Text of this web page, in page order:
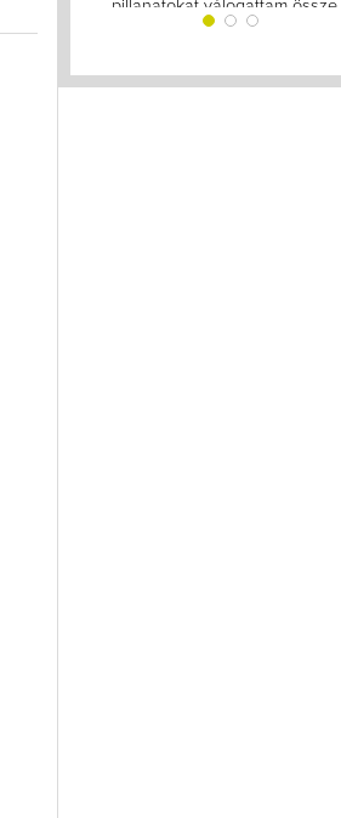
pillanatokat válogattam össze...